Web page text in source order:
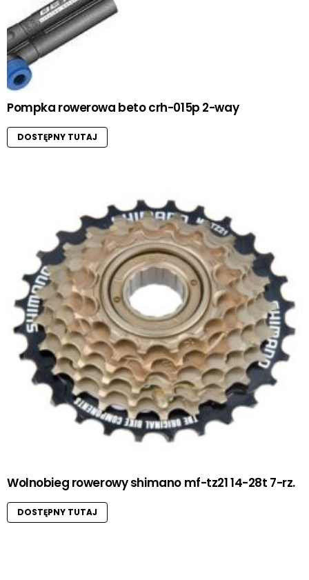
Pompka rowerowa beto crh-015p 2-way
DOSTĘPNY TUTAJ
Wolnobieg rowerowy shimano mf-tz21 14-28t 7-rz.
DOSTĘPNY TUTAJ